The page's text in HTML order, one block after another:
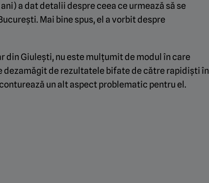
a dat detalii despre ceea ce urmează să se
Mai bine spus, el a vorbit despre
din Giulești, nu este mulțumit de modul în care
dezamăgit de rezultatele bifate de către rapidiști în
un alt aspect problematic pentru el.